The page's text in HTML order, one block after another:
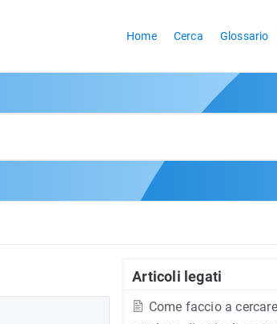
Home Cerca Glossario
Articoli legati
Come faccio a